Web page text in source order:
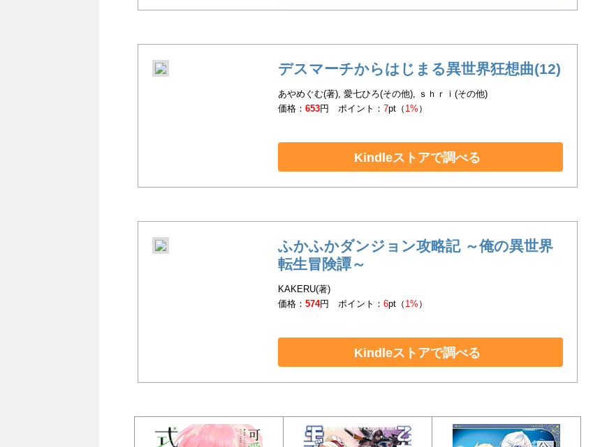
デスマーチからはじまる異世界狂想曲(12)
あやめぐむ(著), 愛七ひろ(その他), ｓｈｒｉ(その他)
価格：653円 ポイント：7pt（ 1% ）
Kindleストアで調べる
ふかふかダンジョン攻略記 ～俺の異世界
転生冒険譚～
KAKERU(著)
価格：574円 ポイント：6pt（ 1% ）
Kindleストアで調べる